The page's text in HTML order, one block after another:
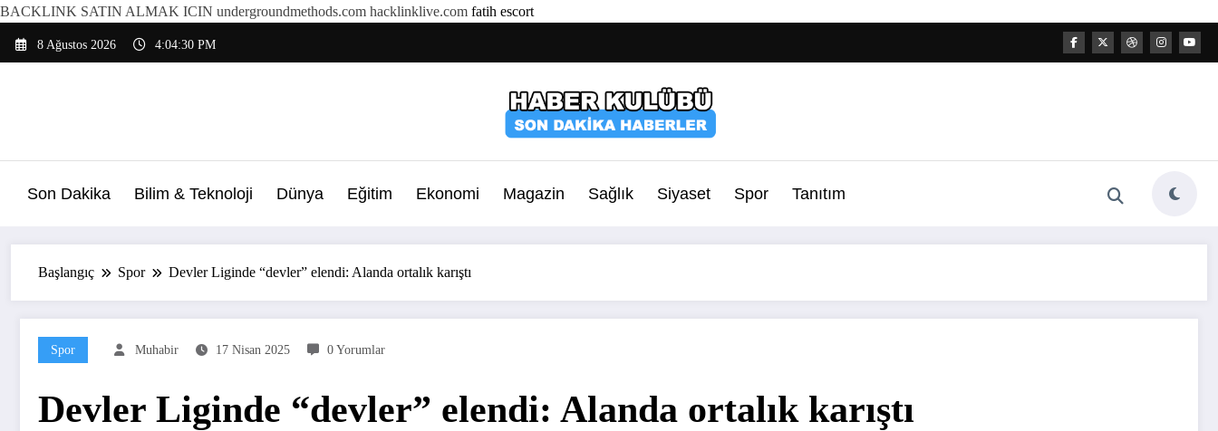
BACKLINK SATIN ALMAK ICIN undergroundmethods.com hacklinklive.com fatih escort
atla
8 Ağustos 2026 4:04:33 PM
Son Dakika Bilim & Teknoloji Dünya Eğitim Ekonomi Magazin Sağlık Siyaset Spor Tanıtım
Başlangıç Spor Devler Liginde “devler” elendi: Alanda ortalık karıştı
Spor Muhabir 17 Nisan 2025 0 Yorumlar
Devler Liginde “devler” elendi: Alanda ortalık karıştı